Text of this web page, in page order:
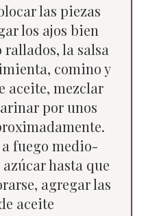
las piezas
los ajos bien
rallados, la salsa
comino y
aceite, mezclar
por unos
fuego medio-
hasta que
agregar las
aceite